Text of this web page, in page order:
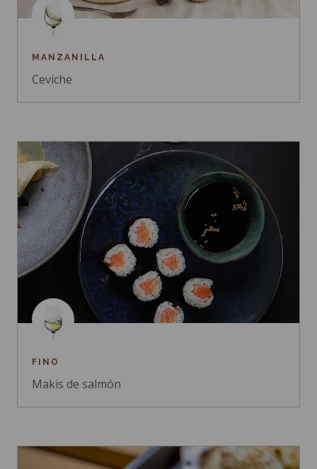
MANZANILLA
Ceviche
FINO
Makis de salmón